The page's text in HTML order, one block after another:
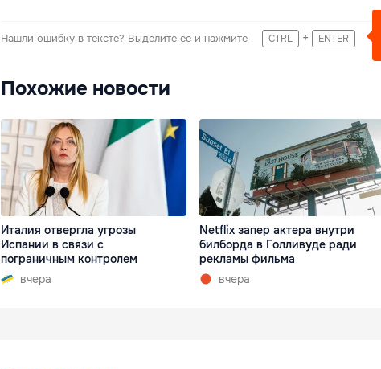
Нашли ошибку в тексте? Выделите ее и нажмите CTRL + ENTER
Похожие новости
Италия отвергла угрозы
Испании в связи с
пограничным контролем
вчера
Netflix запер актера внутри
билборда в Голливуде ради
рекламы фильма
вчера